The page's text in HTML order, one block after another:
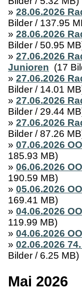
» 28.06.2026
Bilder / 137.95
» 28.06.2026
Bilder / 50.95
» 27.06.2026
Junioren (17
» 27.06.2026
Bilder / 14.01
» 27.06.2026
Bilder / 29.44
» 27.06.2026
Bilder / 87.26
» 07.06.2026
185.93 MB)
» 06.06.2026
190.59 MB)
» 05.06.2026
169.41 MB)
» 04.06.2026
119.99 MB)
» 04.06.2026
» 02.06.2026
Bilder / 6.25 MB)
Mai 2026